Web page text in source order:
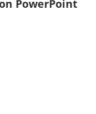
PowerPoint